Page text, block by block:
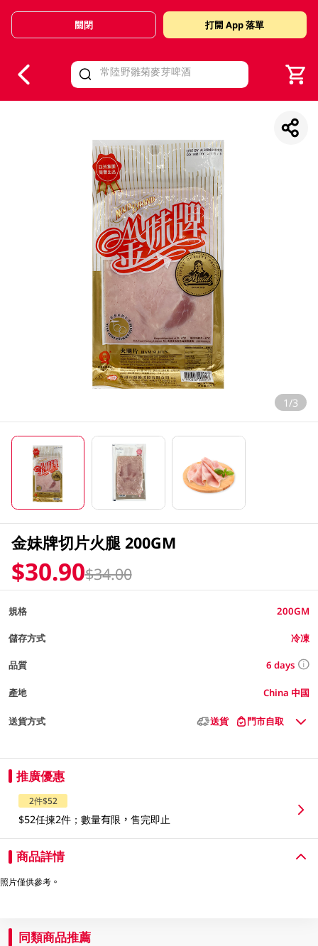
Valid Until 30 June 2026
關閉 打開 App 落單
1/3
金妹牌切片火腿 200GM
$30.90$34.00
規格 200GM
儲存方式 冷凍
品質 6 days
產地 China 中國
送貨方式 送貨 門市自取
推廣優惠
2件$52
$52任揀2件；數量有限，售完即止
商品詳情
照片僅供參考。
同類商品推薦